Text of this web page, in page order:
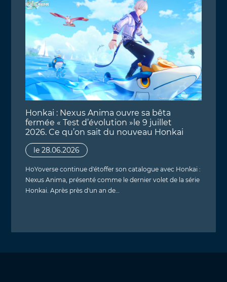
Honkai : Nexus Anima ouvre sa bêta
fermée « Test d’évolution »le 9 juillet
2026. Ce qu’on sait du nouveau Honkai
le 28.06.2026
HoYoverse continue d'étoffer son catalogue avec Honkai :
Nexus Anima, présenté comme le dernier volet de la série
Honkai. Après près d'un an de…